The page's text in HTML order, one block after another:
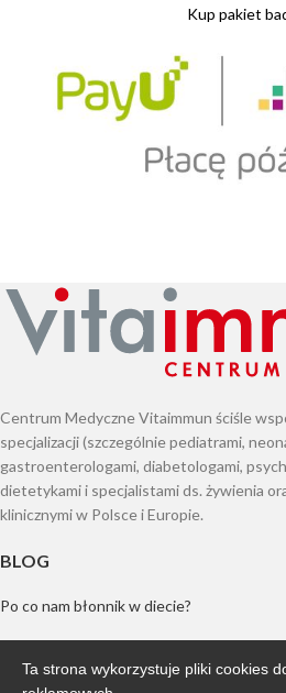
Kup pakiet
Centrum Medyczne Vitaimmun ściśle
specjalizacji (szczególnie pediatrami,
gastroenterologami, diabetologami,
dietetykami i specjalistami ds. żywienia
klinicznymi w Polsce i Europie.
BLOG
Po co nam błonnik w diecie?
Bakterie jako broń w walce z nadwagą i
Ta strona wykorzystuje pliki cookies